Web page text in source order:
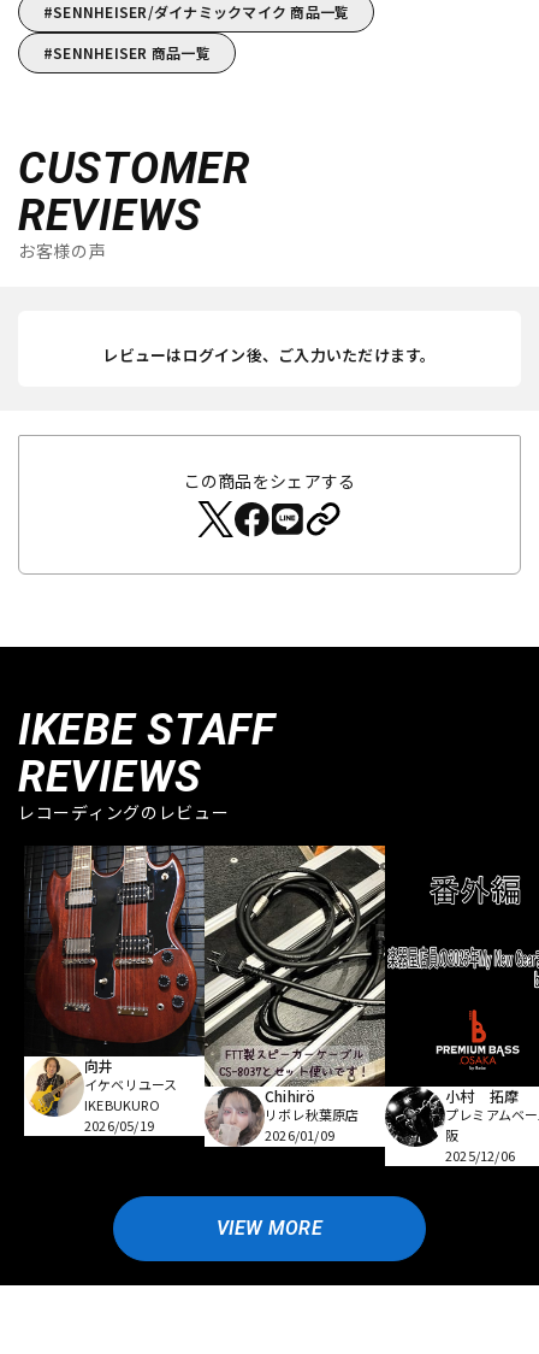
SENNHEISER/ダイナミックマイク 商品一覧
SENNHEISER 商品一覧
CUSTOMER
REVIEWS
お客様の声
レビューはログイン後、ご入力いただけます。
この商品をシェアする
IKEBE STAFF
REVIEWS
レコーディングのレビュー
向井
イケベリユース
IKEBUKURO
2026/05/19
Chihirö
リボレ秋葉原店
2026/01/09
小村 拓摩
プレミアムベ
阪
2025/12/06
VIEW MORE